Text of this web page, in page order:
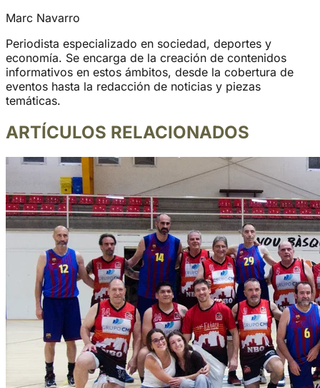
Marc Navarro
Periodista especializado en sociedad, deportes y
economía. Se encarga de la creación de contenidos
informativos en estos ámbitos, desde la cobertura de
eventos hasta la redacción de noticias y piezas
temáticas.
ARTÍCULOS RELACIONADOS